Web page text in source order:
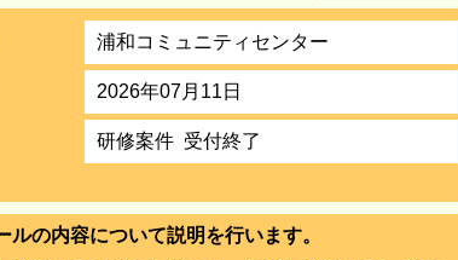
浦和コミュニティセンター
2026年07月11日
研修案件 受付終了
の内容について説明を行います。